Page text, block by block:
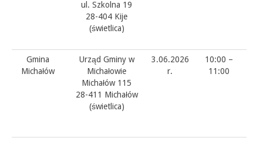
ul. Szkolna 19
28-404 Kije
(świetlica)
Gmina
Michałów
Urząd Gminy w
Michałowie
Michałów 115
28-411 Michałów
(świetlica)
3.06.2026
r.
10:00 –
11:00